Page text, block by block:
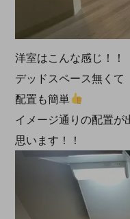
洋室はこんな感じ！！
デッドスペース無くて
配置も簡単
イメージ通りの配置が
思います！！